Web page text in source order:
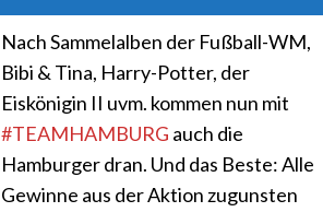
Nach Sammelalben der Fußball-WM,
Bibi & Tina, Harry-Potter, der
Eiskönigin II uvm. kommen nun mit
#TEAMHAMBURG auch die
Hamburger dran. Und das Beste: Alle
Gewinne aus der Aktion zugunsten